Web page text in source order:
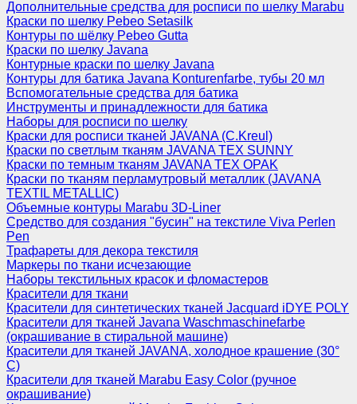
Дополнительные средства для росписи по шелку Marabu
Краски по шелку Pebeo Setasilk
Контуры по шёлку Pebeo Gutta
Краски по шелку Javana
Контурные краски по шелку Javana
Контуры для батика Javana Konturenfarbe, тубы 20 мл
Вспомогательные средства для батика
Инструменты и принадлежности для батика
Наборы для росписи по шелку
Краски для росписи тканей JAVANA (C.Kreul)
Краски по светлым тканям JAVANA TEX SUNNY
Краски по темным тканям JAVANA TEX OPAK
Краски по тканям перламутровый металлик (JAVANA
TEXTIL METALLIC)
Объемные контуры Marabu 3D-Liner
Средство для создания "бусин" на текстиле Viva Perlen
Pen
Трафареты для декора текстиля
Маркеры по ткани исчезающие
Наборы текстильных красок и фломастеров
Красители для ткани
Красители для синтетических тканей Jacquard iDYE POLY
Красители для тканей Javana Waschmaschinefarbe
(окрашивание в стиральной машине)
Красители для тканей JAVANA, холодное крашение (30°
С)
Красители для тканей Marabu Easy Color (ручное
окрашивание)